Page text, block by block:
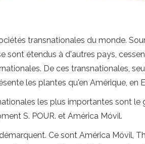
transnationales du monde.
sont étendus à d'autres pays,
De ces transnationales,
les plantes qu'en Amérique, en
les plus importantes sont le
S. POUR. et América Móvil.
Ce sont América Móvil,